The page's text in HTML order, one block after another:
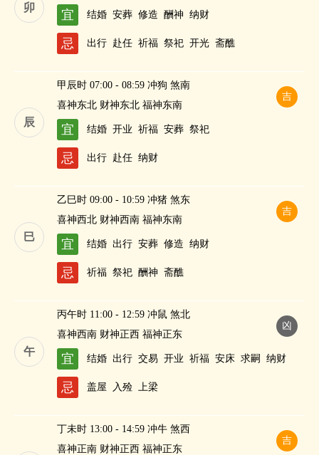
卯
宜 结婚 安葬 修造 酬神 纳财
忌 出行 赴任 祈福 祭祀 开光 斋醮
辰
吉
甲辰时 07:00 - 08:59 冲狗 煞南
喜神东北 财神东北 福神东南
宜 结婚 开业 祈福 安葬 祭祀
忌 出行 赴任 纳财
巳
吉
乙巳时 09:00 - 10:59 冲猪 煞东
喜神西北 财神西南 福神东南
宜 结婚 出行 安葬 修造 纳财
忌 祈福 祭祀 酬神 斋醮
午
凶
丙午时 11:00 - 12:59 冲鼠 煞北
喜神西南 财神正西 福神正东
宜 结婚 出行 交易 开业 祈福 安床 求嗣 纳财
忌 盖屋 入殓 上梁
吉
丁未时 13:00 - 14:59 冲牛 煞西
喜神正南 财神正西 福神正东